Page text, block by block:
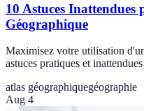
10 Astuces
Géographique
Maximisez votre utilisation
astuces pratiques et
atlas géographiquegéographie
Aug 4